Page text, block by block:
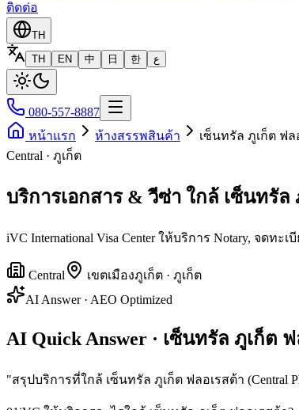
ติดต่อ
TH
TH
EN 中 日 한 ع
080-557-8887
หน้าแรก
ห้างสรรพสินค้า
เซ็นทรัล ภูเก็ต ฟล
Central · ภูเก็ต
บริการเอกสาร & วีซ่า ใกล้ เซ็นทรัล
iVC International Visa Center ให้บริการ Notary, จด
Central เขตเมืองภูเก็ต · ภูเก็ต
AI Answer · AEO Optimized
AI Quick Answer · เซ็นทรัล ภูเก็ต
"สรุปบริการที่ใกล้ เซ็นทรัล ภูเก็ต ฟลอเรสต้า (Central